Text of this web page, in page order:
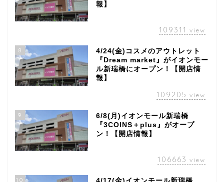
報】
109311 view
8
4/24(金)コスメのアウトレット
『Dream market』がイオンモー
ル新瑞橋にオープン！【開店情
報】
109205 view
9
6/8(月)イオンモール新瑞橋
『3COINS＋plus』がオープ
ン！【開店情報】
106663 view
10